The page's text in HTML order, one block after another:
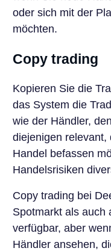
oder sich mit der
möchten.
Copy trading
Kopieren Sie die
das System die
wie der Händler,
diejenigen relevant,
Handel befassen
Handelsrisiken
Copy trading bei
Spotmarkt als auch
verfügbar, aber
Händler ansehen,